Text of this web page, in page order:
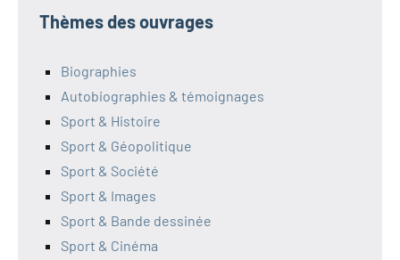
Thèmes des ouvrages
Biographies
Autobiographies & témoignages
Sport & Histoire
Sport & Géopolitique
Sport & Société
Sport & Images
Sport & Bande dessinée
Sport & Cinéma